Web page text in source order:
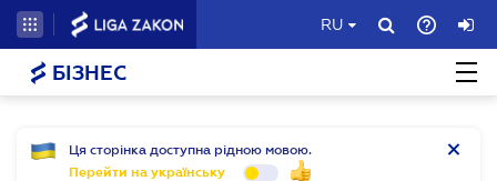
RU
БІЗНЕС
Ця сторінка доступна рідною мовою.
Перейти на українську